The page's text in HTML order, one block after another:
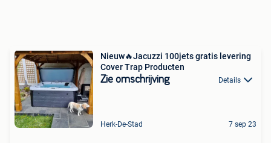
Nieuw🔥Jacuzzi 100jets gratis levering
Cover Trap Producten
Zie omschrijving Details
Herk-De-Stad 7 sep 23